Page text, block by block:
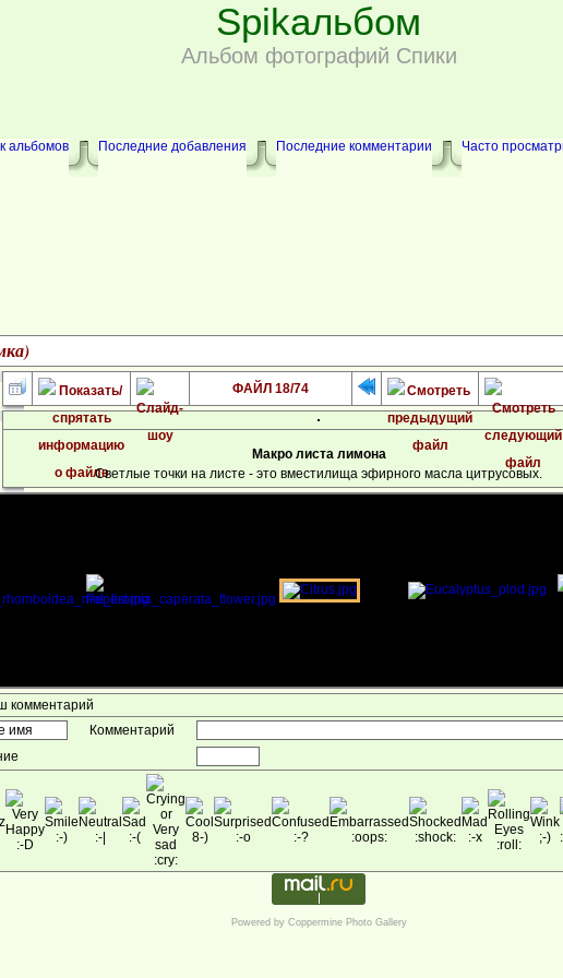
Spikальбом
Альбом фотографий Спики
альбомов Последние добавления Последние комментарии Часто
ФАЙЛ 18/74
Макро листа лимона
Светлые точки на листе - это вместилища эфирного масла цитрусовых.
комментарий
Комментарий
Powered by Coppermine Photo Gallery